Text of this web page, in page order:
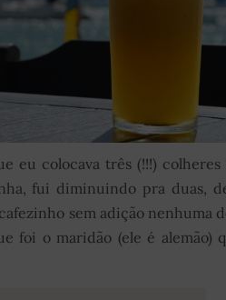
eu colocava três (!!!)
fui diminuindo pra duas,
sem adição nenhuma
foi o maridão (ele é alemão)